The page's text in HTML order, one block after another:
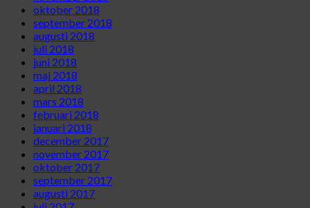
oktober 2018
september 2018
augusti 2018
juli 2018
juni 2018
maj 2018
april 2018
mars 2018
februari 2018
januari 2018
december 2017
november 2017
oktober 2017
september 2017
augusti 2017